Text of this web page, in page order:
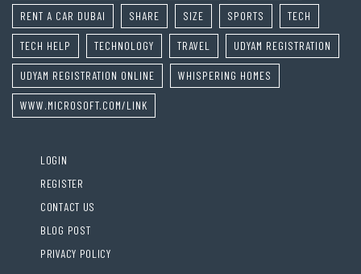
RENT A CAR DUBAI SHARE SIZE SPORTS TECH
TECH HELP TECHNOLOGY TRAVEL UDYAM REGISTRATION
UDYAM REGISTRATION ONLINE WHISPERING HOMES
WWW.MICROSOFT.COM/LINK
LOGIN
REGISTER
CONTACT US
BLOG POST
PRIVACY POLICY